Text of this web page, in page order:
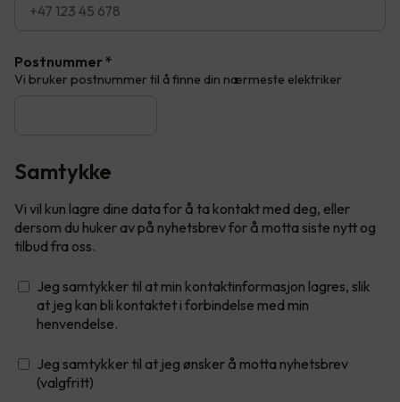
Postnummer*
Vi bruker postnummer til å finne din nærmeste elektriker
Samtykke
Vi vil kun lagre dine data for å ta kontakt med deg, eller
dersom du huker av på nyhetsbrev for å motta siste nytt og
tilbud fra oss.
Jeg samtykker til at min kontaktinformasjon lagres, slik
at jeg kan bli kontaktet i forbindelse med min
henvendelse.
Jeg samtykker til at jeg ønsker å motta nyhetsbrev
(valgfritt)